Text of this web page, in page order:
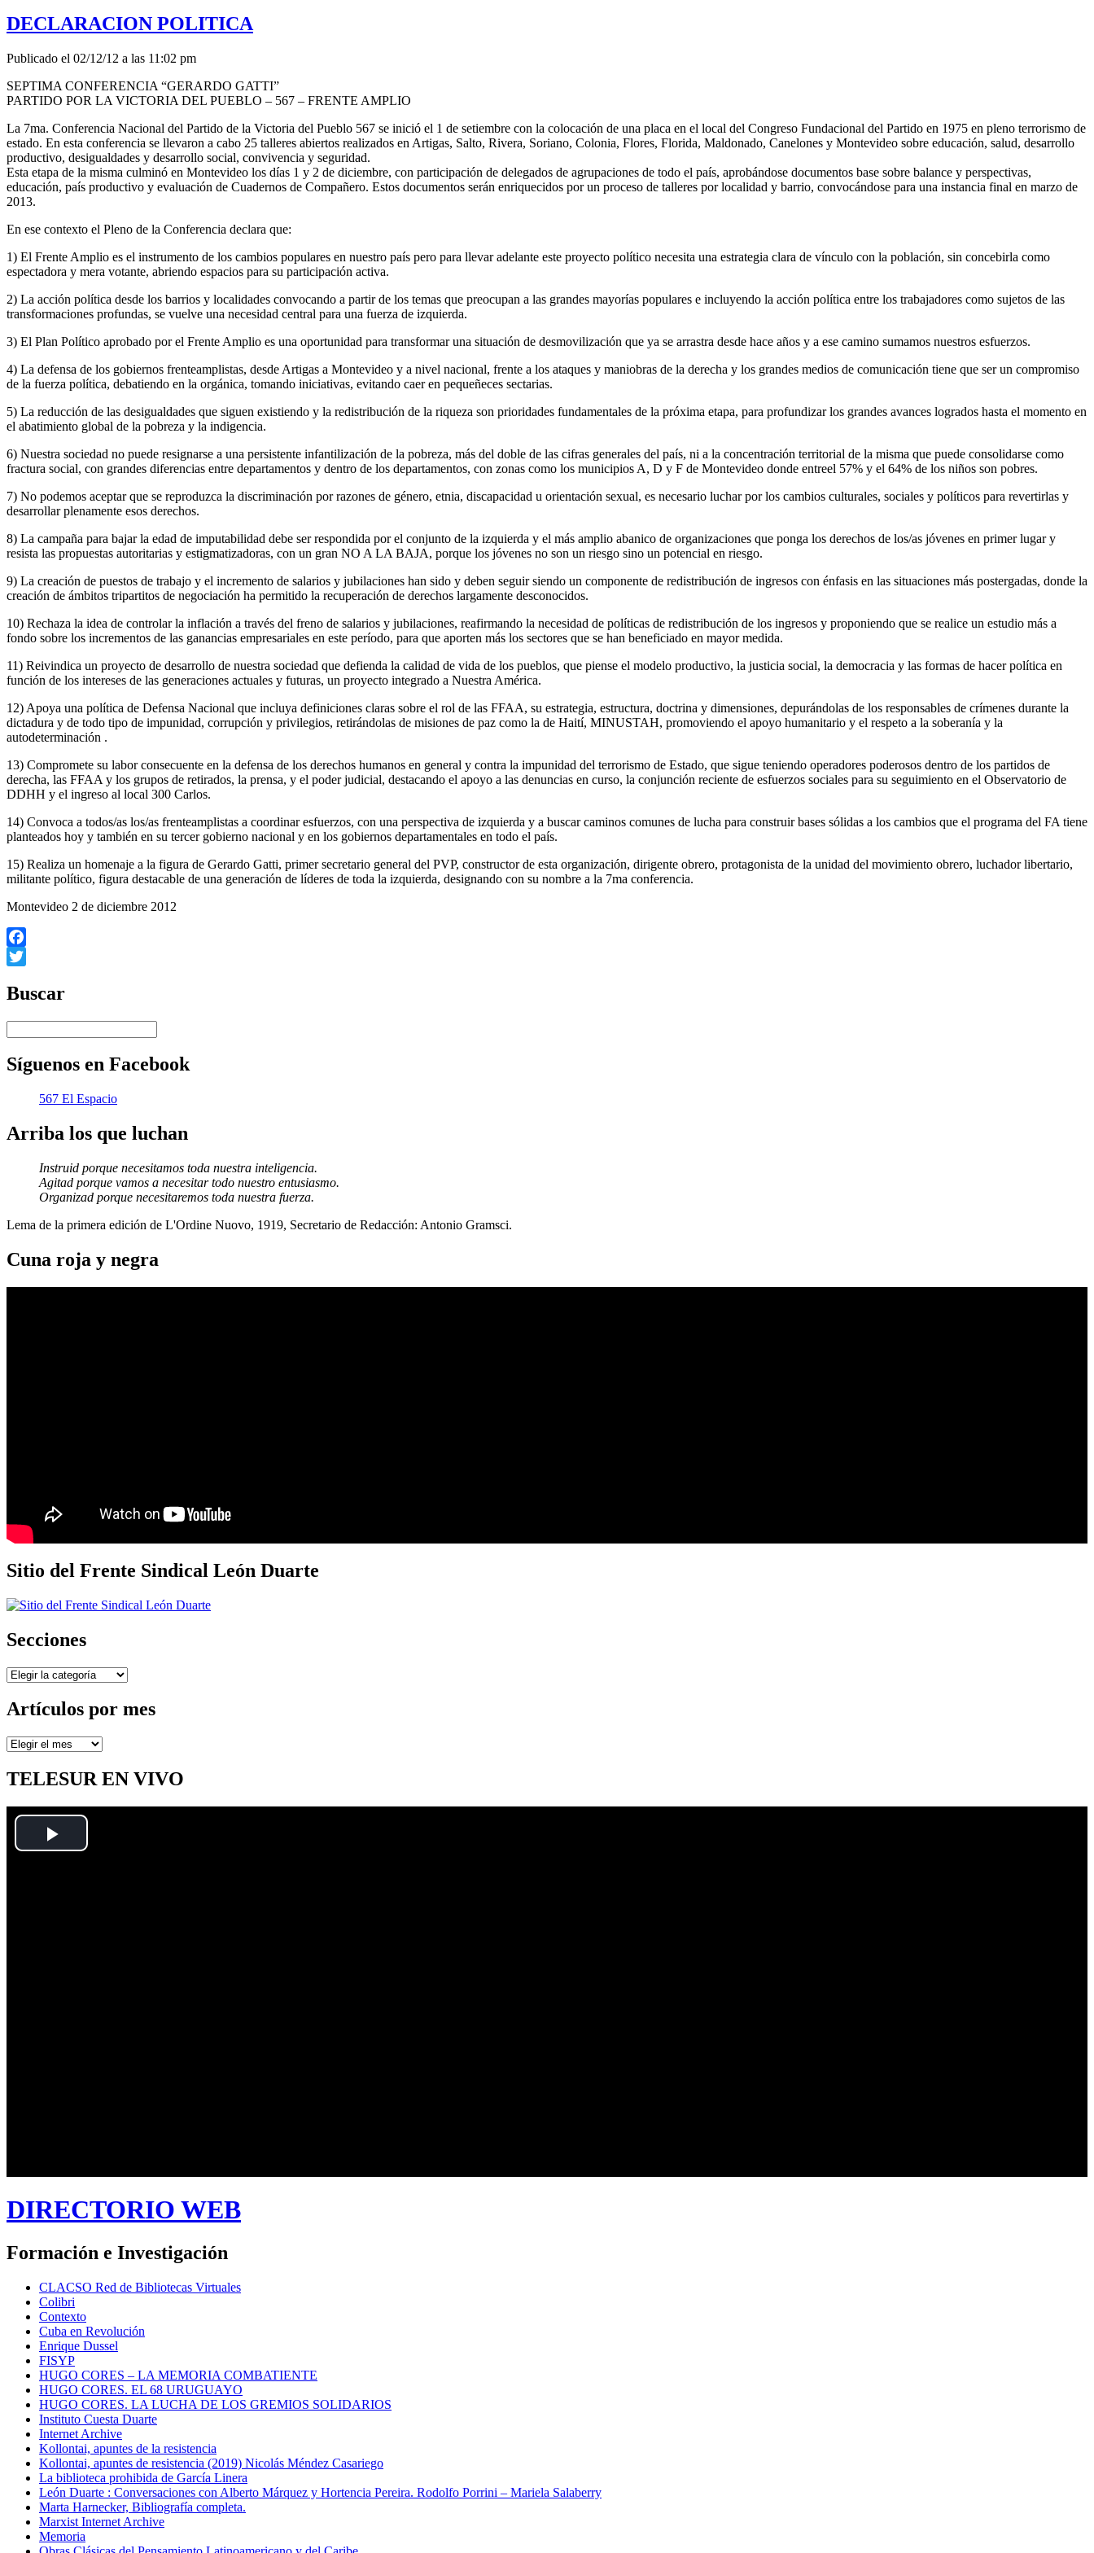
DECLARACION POLITICA
Publicado el 02/12/12 a las 11:02 pm
SEPTIMA CONFERENCIA “GERARDO GATTI”
PARTIDO POR LA VICTORIA DEL PUEBLO – 567 – FRENTE AMPLIO
La 7ma. Conferencia Nacional del Partido de la Victoria del Pueblo 567 se inició el 1 de setiembre con la colocación de una placa en el local del Congreso Fundacional del Partido en 1975 en pleno terrorismo de
estado. En esta conferencia se llevaron a cabo 25 talleres abiertos realizados en Artigas, Salto, Rivera, Soriano, Colonia, Flores, Florida, Maldonado, Canelones y Montevideo sobre educación, salud, desarrollo
productivo, desigualdades y desarrollo social, convivencia y seguridad.
Esta etapa de la misma culminó en Montevideo los días 1 y 2 de diciembre, con participación de delegados de agrupaciones de todo el país, aprobándose documentos base sobre balance y perspectivas,
educación, país productivo y evaluación de Cuadernos de Compañero. Estos documentos serán enriquecidos por un proceso de talleres por localidad y barrio, convocándose para una instancia final en marzo de
2013.
En ese contexto el Pleno de la Conferencia declara que:
1) El Frente Amplio es el instrumento de los cambios populares en nuestro país pero para llevar adelante este proyecto político necesita una estrategia clara de vínculo con la población, sin concebirla como
espectadora y mera votante, abriendo espacios para su participación activa.
2) La acción política desde los barrios y localidades convocando a partir de los temas que preocupan a las grandes mayorías populares e incluyendo la acción política entre los trabajadores como sujetos de las
transformaciones profundas, se vuelve una necesidad central para una fuerza de izquierda.
3) El Plan Político aprobado por el Frente Amplio es una oportunidad para transformar una situación de desmovilización que ya se arrastra desde hace años y a ese camino sumamos nuestros esfuerzos.
4) La defensa de los gobiernos frenteamplistas, desde Artigas a Montevideo y a nivel nacional, frente a los ataques y maniobras de la derecha y los grandes medios de comunicación tiene que ser un compromiso
de la fuerza política, debatiendo en la orgánica, tomando iniciativas, evitando caer en pequeñeces sectarias.
5) La reducción de las desigualdades que siguen existiendo y la redistribución de la riqueza son prioridades fundamentales de la próxima etapa, para profundizar los grandes avances logrados hasta el momento en
el abatimiento global de la pobreza y la indigencia.
6) Nuestra sociedad no puede resignarse a una persistente infantilización de la pobreza, más del doble de las cifras generales del país, ni a la concentración territorial de la misma que puede consolidarse como
fractura social, con grandes diferencias entre departamentos y dentro de los departamentos, con zonas como los municipios A, D y F de Montevideo donde entreel 57% y el 64% de los niños son pobres.
7) No podemos aceptar que se reproduzca la discriminación por razones de género, etnia, discapacidad u orientación sexual, es necesario luchar por los cambios culturales, sociales y políticos para revertirlas y
desarrollar plenamente esos derechos.
8) La campaña para bajar la edad de imputabilidad debe ser respondida por el conjunto de la izquierda y el más amplio abanico de organizaciones que ponga los derechos de los/as jóvenes en primer lugar y
resista las propuestas autoritarias y estigmatizadoras, con un gran NO A LA BAJA, porque los jóvenes no son un riesgo sino un potencial en riesgo.
9) La creación de puestos de trabajo y el incremento de salarios y jubilaciones han sido y deben seguir siendo un componente de redistribución de ingresos con énfasis en las situaciones más postergadas, donde la
creación de ámbitos tripartitos de negociación ha permitido la recuperación de derechos largamente desconocidos.
10) Rechaza la idea de controlar la inflación a través del freno de salarios y jubilaciones, reafirmando la necesidad de políticas de redistribución de los ingresos y proponiendo que se realice un estudio más a
fondo sobre los incrementos de las ganancias empresariales en este período, para que aporten más los sectores que se han beneficiado en mayor medida.
11) Reivindica un proyecto de desarrollo de nuestra sociedad que defienda la calidad de vida de los pueblos, que piense el modelo productivo, la justicia social, la democracia y las formas de hacer política en
función de los intereses de las generaciones actuales y futuras, un proyecto integrado a Nuestra América.
12) Apoya una política de Defensa Nacional que incluya definiciones claras sobre el rol de las FFAA, su estrategia, estructura, doctrina y dimensiones, depurándolas de los responsables de crímenes durante la
dictadura y de todo tipo de impunidad, corrupción y privilegios, retirándolas de misiones de paz como la de Haití, MINUSTAH, promoviendo el apoyo humanitario y el respeto a la soberanía y la
autodeterminación .
13) Compromete su labor consecuente en la defensa de los derechos humanos en general y contra la impunidad del terrorismo de Estado, que sigue teniendo operadores poderosos dentro de los partidos de
derecha, las FFAA y los grupos de retirados, la prensa, y el poder judicial, destacando el apoyo a las denuncias en curso, la conjunción reciente de esfuerzos sociales para su seguimiento en el Observatorio de
DDHH y el ingreso al local 300 Carlos.
14) Convoca a todos/as los/as frenteamplistas a coordinar esfuerzos, con una perspectiva de izquierda y a buscar caminos comunes de lucha para construir bases sólidas a los cambios que el programa del FA tiene
planteados hoy y también en su tercer gobierno nacional y en los gobiernos departamentales en todo el país.
15) Realiza un homenaje a la figura de Gerardo Gatti, primer secretario general del PVP, constructor de esta organización, dirigente obrero, protagonista de la unidad del movimiento obrero, luchador libertario,
militante político, figura destacable de una generación de líderes de toda la izquierda, designando con su nombre a la 7ma conferencia.
Montevideo 2 de diciembre 2012
Facebook
Buscar
Síguenos en Facebook
567 El Espacio
Arriba los que luchan
Instruid porque necesitamos toda nuestra inteligencia.
Agitad porque vamos a necesitar todo nuestro entusiasmo.
Organizad porque necesitaremos toda nuestra fuerza.
Lema de la primera edición de L'Ordine Nuovo, 1919, Secretario de Redacción: Antonio Gramsci.
Cuna roja y negra
Sitio del Frente Sindical León Duarte
Secciones
Secciones
Artículos por mes
Artículos
mes
TELESUR EN VIVO
DIRECTORIO WEB
Formación e Investigación
CLACSO Red de Bibliotecas Virtuales
Colibri
Contexto
Cuba en Revolución
Enrique Dussel
FISYP
HUGO CORES – LA MEMORIA COMBATIENTE
HUGO CORES. EL 68 URUGUAYO
HUGO CORES. LA LUCHA DE LOS GREMIOS SOLIDARIOS
Instituto Cuesta Duarte
Internet Archive
Kollontai, apuntes de la resistencia
Kollontai, apuntes de resistencia (2019) Nicolás Méndez Casariego
La biblioteca prohibida de García Linera
León Duarte : Conversaciones con Alberto Márquez y Hortencia Pereira. Rodolfo Porrini – Mariela Salaberry
Marta Harnecker, Bibliografía completa.
Marxist Internet Archive
Memoria